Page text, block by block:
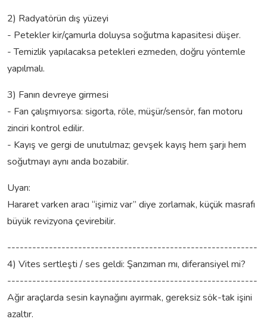
2) Radyatörün dış yüzeyi
- Petekler kir/çamurla doluysa soğutma kapasitesi düşer.
- Temizlik yapılacaksa petekleri ezmeden, doğru yöntemle
yapılmalı.
3) Fanın devreye girmesi
- Fan çalışmıyorsa: sigorta, röle, müşür/sensör, fan motoru
zinciri kontrol edilir.
- Kayış ve gergi de unutulmaz; gevşek kayış hem şarjı hem
soğutmayı aynı anda bozabilir.
Uyarı:
Hararet varken aracı “işimiz var” diye zorlamak, küçük masrafı
büyük revizyona çevirebilir.
------------------------------------------------------------
4) Vites sertleşti / ses geldi: Şanzıman mı, diferansiyel mi?
------------------------------------------------------------
Ağır araçlarda sesin kaynağını ayırmak, gereksiz sök-tak işini
azaltır.